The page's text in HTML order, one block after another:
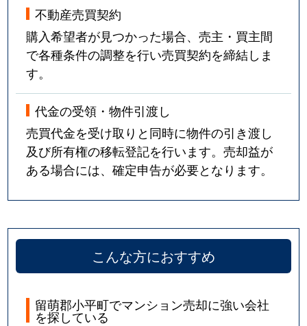
不動産売買契約
購入希望者が見つかった場合、売主・買主間
で各種条件の調整を行い売買契約を締結しま
す。
代金の受領・物件引渡し
売買代金を受け取りと同時に物件の引き渡し
及び所有権の移転登記を行います。売却益が
ある場合には、確定申告が必要となります。
こんな方におすすめ
留萌郡小平町でマンション売却に強い会社
を探している